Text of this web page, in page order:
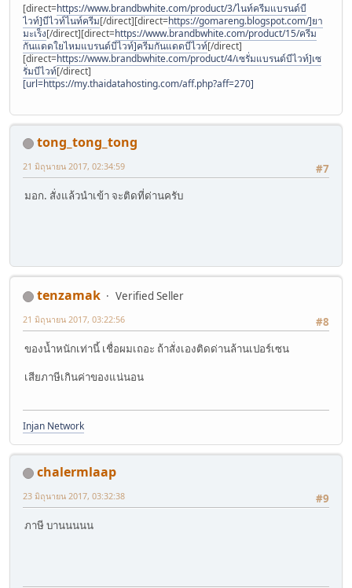
[direct=https://www.brandbwhite.com/product/3/ไนท์ครีมแบรนด์บี
ไวท์]บีไวท์ไนท์ครีม[/direct][direct=https://gomareng.blogspot.com/]ยา
มะเร็ง[/direct][direct=https://www.brandbwhite.com/product/15/ครีม
กันแดดใยไหมแบรนด์บีไวท์]ครีมกันแดดบีไวท์[/direct]
[direct=https://www.brandbwhite.com/product/4/เซรั่มแบรนด์บีไวท์]เซ
รั่มบีไวท์[/direct]
[url=https://my.thaidatahosting.com/aff.php?aff=270]
tong_tong_tong
#7
21 มิถุนายน 2017, 02:34:59
มอก. สั่งแล้วนำเข้า จะติดที่ด่านครับ
tenzamak
Verified Seller
#8
21 มิถุนายน 2017, 03:22:56
ของนํ้าหนักเท่านี้ เชื่อผมเถอะ ถ้าสั่งเองติดด่านล้านเปอร์เซน
เสียภาษีเกินค่าของแน่นอน
Injan Network
chalermlaap
#9
23 มิถุนายน 2017, 03:32:38
ภาษี บานนนนน